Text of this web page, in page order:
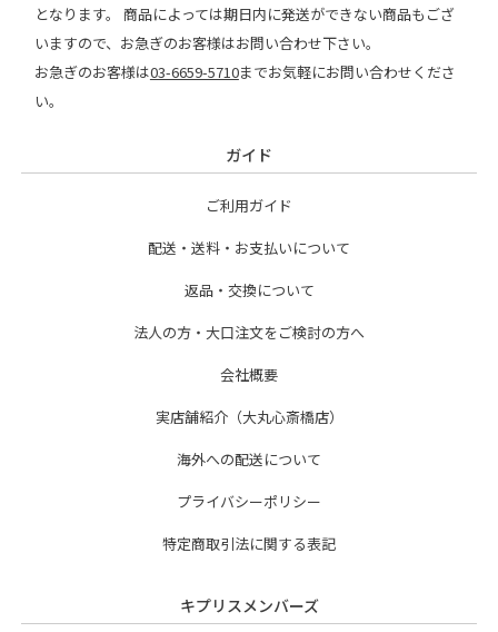
となります。 商品によっては期日内に発送ができない商品もござ
いますので、お急ぎのお客様はお問い合わせ下さい。
お急ぎのお客様は03-6659-5710までお気軽にお問い合わせくださ
い。
ガイド
ご利用ガイド
配送・送料・お支払いについて
返品・交換について
法人の方・大口注文をご検討の方へ
会社概要
実店舗紹介（大丸心斎橋店）
海外への配送について
プライバシーポリシー
特定商取引法に関する表記
キプリスメンバーズ